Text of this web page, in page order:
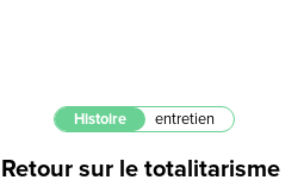
Histoire entretien
Retour sur le totalitarisme